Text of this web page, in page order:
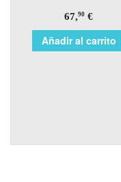
67,90 €
Añadir al carrito